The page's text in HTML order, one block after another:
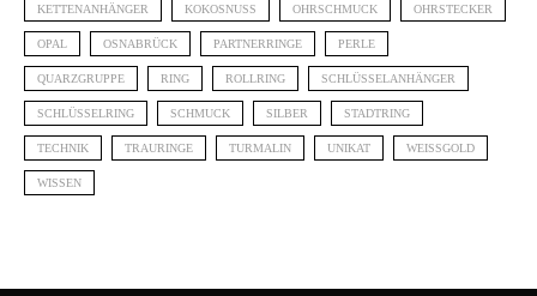
KETTENANHÄNGER KOKOSNUSS OHRSCHMUCK OHRSTECKER
OPAL OSNABRÜCK PARTNERRINGE PERLE
QUARZGRUPPE RING ROLLRING SCHLÜSSELANHÄNGER
SCHLÜSSELRING SCHMUCK SILBER STADTRING
TECHNIK TRAURINGE TURMALIN UNIKAT WEISSGOLD
WISSEN